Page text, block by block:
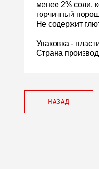
менее 2% соли,
горчичный
Не содержит
Упаковка -
Страна
НАЗАД